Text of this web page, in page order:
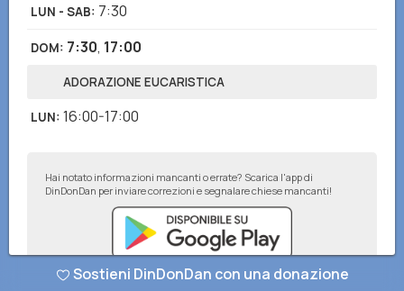
LUN - SAB: 7:30
DOM: 7:30, 17:00
ADORAZIONE EUCARISTICA
LUN: 16:00-17:00
Hai notato informazioni mancanti o errate? Scarica l'app di
DinDonDan per inviare correzioni e segnalare chiese mancanti!
Sostieni DinDonDan con una donazione